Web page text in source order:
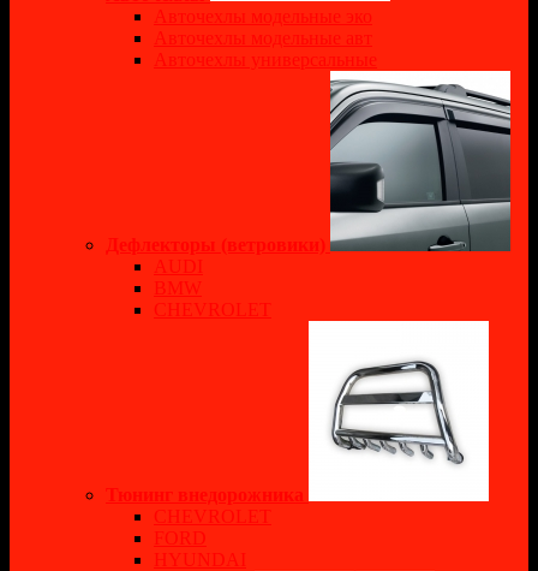
Авточехлы модельные эко
Авточехлы модельные авт
Авточехлы универсальные
Дефлекторы (ветровики)
AUDI
BMW
CHEVROLET
Тюнинг внедорожника
CHEVROLET
FORD
HYUNDAI